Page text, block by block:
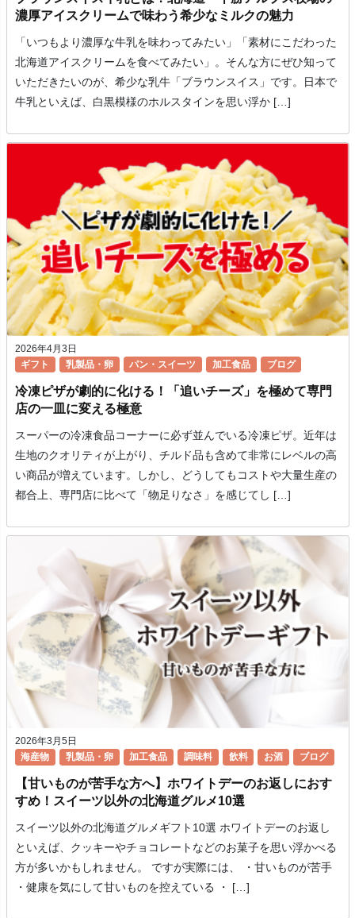
濃厚アイスクリームで味わう希少なミルクの魅力
「いつもより濃厚な牛乳を味わってみたい」「素材にこだわった
北海道アイスクリームを食べてみたい」。そんな方にぜひ知って
いただきたいのが、希少な乳牛「ブラウンスイス」です。日本で
牛乳といえば、白黒模様のホルスタインを思い浮か […]
2026年4月3日
ギフト
乳製品・卵 パン・スイーツ 加工食品 ブログ
冷凍ピザが劇的に化ける！「追いチーズ」を極めて専門
店の一皿に変える極意
スーパーの冷凍食品コーナーに必ず並んでいる冷凍ピザ。近年は
生地のクオリティが上がり、チルド品も含めて非常にレベルの高
い商品が増えています。しかし、どうしてもコストや大量生産の
都合上、専門店に比べて「物足りなさ」を感じてし […]
2026年3月5日
海産物
乳製品・卵 加工食品 調味料 飲料 お酒 ブログ
【甘いものが苦手な方へ】ホワイトデーのお返しにおす
すめ！スイーツ以外の北海道グルメ10選
スイーツ以外の北海道グルメギフト10選 ホワイトデーのお返し
といえば、クッキーやチョコレートなどのお菓子を思い浮かべる
方が多いかもしれません。 ですが実際には、 ・甘いものが苦手
・健康を気にして甘いものを控えている ・ […]